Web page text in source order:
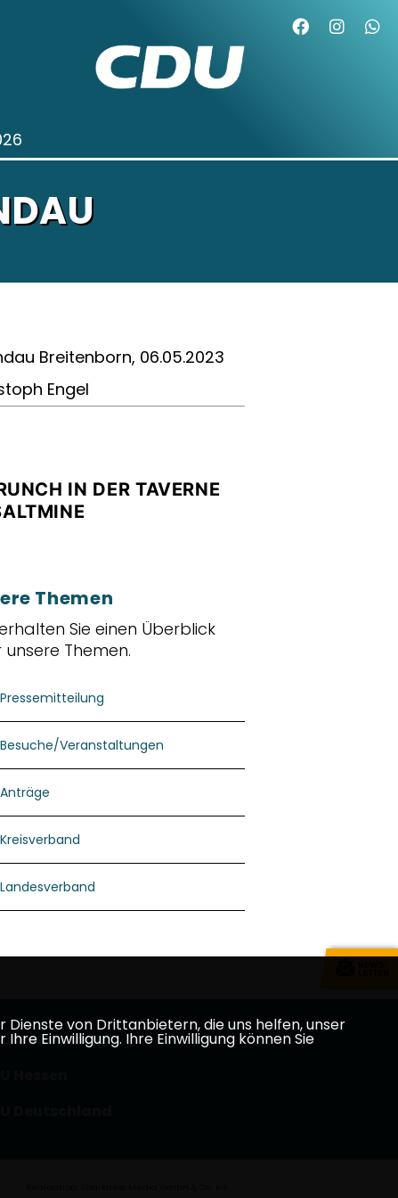
Breitenborn, 06.05.2023
Engel
IN DER TAVERNE
Themen
Sie einen Überblick
Themen.
Pressemitteilung
Besuche/Veranstaltungen
Anträge
Kreisverband
Landesverband
Main-Kinzig
Dienste von Drittanbietern, die uns helfen, unser
Einwilligung. Ihre Einwilligung können Sie